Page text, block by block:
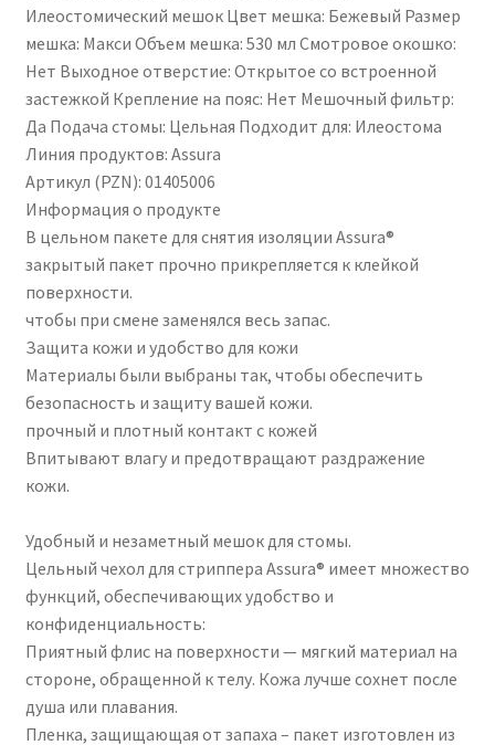
Илеостомический мешок Цвет мешка: Бежевый Размер
мешка: Макси Объем мешка: 530 мл Смотровое окошко:
Нет Выходное отверстие: Открытое со встроенной
застежкой Крепление на пояс: Нет Мешочный фильтр:
Да Подача стомы: Цельная Подходит для: Илеостома
Линия продуктов: Assura
Артикул (PZN): 01405006
Информация о продукте
В цельном пакете для снятия изоляции Assura®
закрытый пакет прочно прикрепляется к клейкой
поверхности.
чтобы при смене заменялся весь запас.
Защита кожи и удобство для кожи
Материалы были выбраны так, чтобы обеспечить
безопасность и защиту вашей кожи.
прочный и плотный контакт с кожей
Впитывают влагу и предотвращают раздражение
кожи.
Удобный и незаметный мешок для стомы.
Цельный чехол для стриппера Assura® имеет множество
функций, обеспечивающих удобство и
конфиденциальность:
Приятный флис на поверхности — мягкий материал на
стороне, обращенной к телу. Кожа лучше сохнет после
душа или плавания.
Пленка, защищающая от запаха – пакет изготовлен из